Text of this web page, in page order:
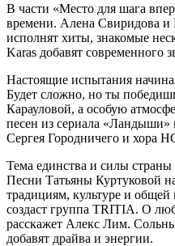
В части «Место для шага
времени. Алена Свиридова
исполнят хиты, знакомые
Karas добавят современного
Настоящие испытания
Будет сложно, но ты
Карауловой, а особую
песен из сериала
Сергея Городничего и хора
Тема единства и силы
Песни Татьяны Куртуковой
традициям, культуре и
создаст группа TRITIA. О
расскажет Алекс Лим.
добавят драйва и энергии.